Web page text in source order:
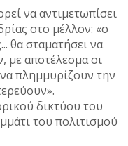
να αντιμετωπίσει
στο μέλλον: «ο
θα σταματήσει να
με αποτέλεσμα οι
πλημμυρίζουν την
δικτύου του
του πολιτισμού